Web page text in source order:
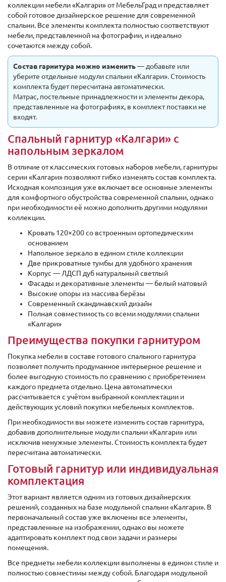
коллекции мебели «Калгари» от МебельГрад и представляет
собой готовое дизайнерское решение для современной
спальни. Все элементы комплекта полностью соответствуют
мебели, представленной на фотографии, и идеально
сочетаются между собой.
Состав гарнитура можно изменить— добавьте или
уберите отдельные модули спальни «Калгари». Стоимость
комплекта будет пересчитана автоматически.
Матрас, постельные принадлежности и элементы декора,
представленные на фотографиях, в комплект поставки не
входят.
Спальный гарнитур «Калгари» с
напольным зеркалом
В отличие от классических готовых наборов мебели, гарнитуры
серии «Калгари» позволяют гибко изменять состав комплекта.
Исходная композиция уже включает все основные элементы
для комфортного обустройства современной спальни, однако
при необходимости её можно дополнить другими модулями
коллекции.
Кровать 120×200 со встроенным ортопедическим
основанием
Напольное зеркало в едином стиле коллекции
Две прикроватные тумбы для удобного хранения
Корпус — ЛДСП дуб натуральный светлый
Фасады и декоративные элементы — белый матовый
Высокие опоры из массива берёзы
Современный скандинавский дизайн
Полная совместимость со всеми модулями спальни
«Калгари»
Преимущества покупки гарнитуром
Покупка мебели в составе готового спального гарнитура
позволяет получить продуманное интерьерное решение и
более выгодную стоимость по сравнению с приобретением
каждого предмета отдельно. Цена автоматически
рассчитывается с учётом выбранной комплектации и
действующих условий покупки мебельных комплектов.
При необходимости вы можете изменить состав гарнитура,
добавив дополнительные модули спальни «Калгари» или
исключив ненужные элементы. Стоимость комплекта будет
пересчитана автоматически.
Готовый гарнитур или индивидуальная
комплектация
Этот вариант является одним из готовых дизайнерских
решений, созданных на базе модульной спальни «Калгари». В
первоначальный состав уже включены все элементы,
представленные на изображении, однако вы можете
адаптировать комплект под свои задачи и размеры
помещения.
Все предметы мебели коллекции выполнены в едином стиле и
полностью совместимы между собой. Благодаря модульной